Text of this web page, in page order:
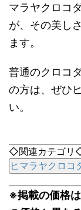
マラヤクロコ
が、その美し
ます。
普通のクロコ
の方は、ぜひ
い。
◇関連カテゴリ
ヒマラヤクロコ
※掲載の価格